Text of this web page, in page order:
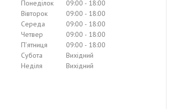
Понеділок 09:00
18:00
Вівторок
09:00
18:00
Середа
09:00
18:00
Четвер
09:00
18:00
Пʼятниця
09:00
18:00
Субота
Вихідний
Неділя
Вихідний